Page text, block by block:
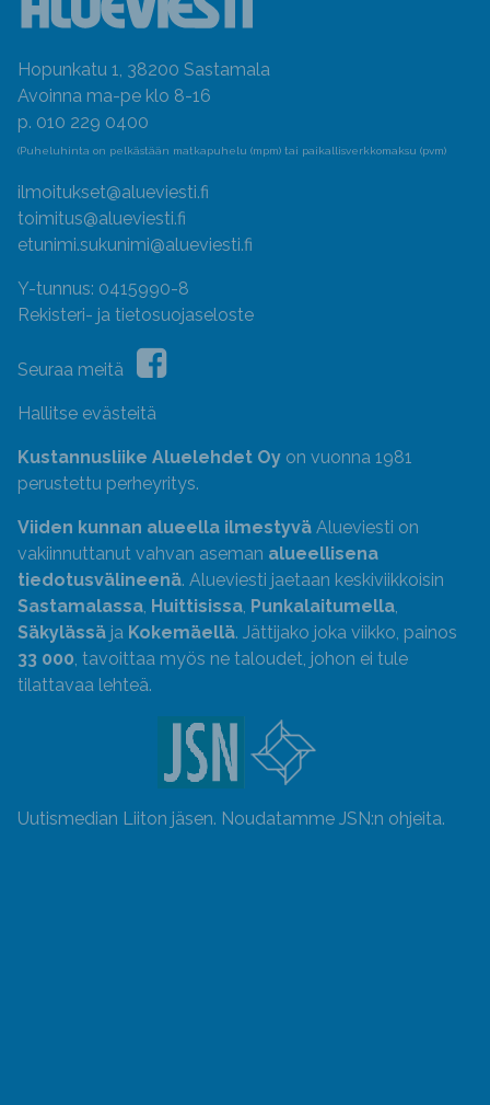
Hopunkatu 1, 38200 Sastamala
Avoinna ma-pe klo 8-16
p. 010 229 0400
(Puheluhinta on pelkästään matkapuhelu (mpm) tai paikallisverkkomaksu (pvm)
ilmoitukset@alueviesti.fi
toimitus@alueviesti.fi
etunimi.sukunimi@alueviesti.fi
Y-tunnus: 0415990-8
Rekisteri- ja tietosuojaseloste
Seuraa meitä
Hallitse evästeitä
Kustannusliike Aluelehdet Oy on vuonna 1981
perustettu perheyritys.
Viiden kunnan alueella ilmestyvä Alueviesti on
vakiinnuttanut vahvan aseman alueellisena
tiedotusvälineenä. Alueviesti jaetaan keskiviikkoisin
Sastamalassa Huittisissa Punkalaitumella
Säkylässä ja Kokemäellä. Jättijako joka viikko, painos
33 000 , tavoittaa myös ne taloudet, johon ei tule
tilattavaa lehteä.
Uutismedian Liiton jäsen. Noudatamme JSN:n ohjeita.